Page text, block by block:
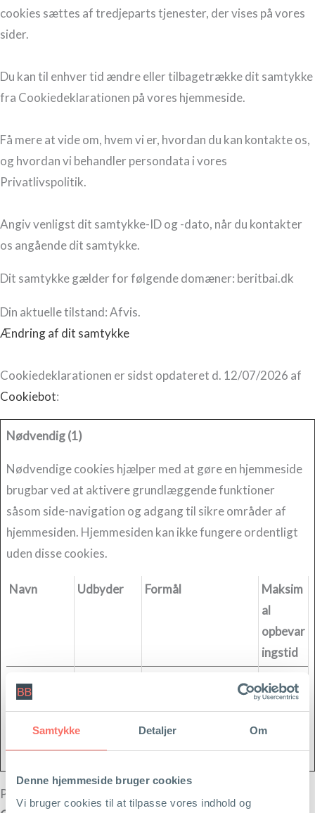
Samtykke Detaljer Om
Denne hjemmeside bruger cookies
Vi bruger cookies til at tilpasse vores indhold og
cookies sættes af tredjeparts tjenester, der vises på vores
sider.
Du kan til enhver tid ændre eller tilbagetrække dit samtykke
fra Cookiedeklarationen på vores hjemmeside.
Få mere at vide om, hvem vi er, hvordan du kan kontakte os,
og hvordan vi behandler persondata i vores
Privatlivspolitik.
Angiv venligst dit samtykke-ID og -dato, når du kontakter
os angående dit samtykke.
Dit samtykke gælder for følgende domæner: beritbai.dk
Din aktuelle tilstand: Afvis.
Ændring af dit samtykke
Cookiedeklarationen er sidst opdateret d. 12/07/2026 af
Cookiebot:
Nødvendig (1)
Nødvendige cookies hjælper med at gøre en hjemmeside
brugbar ved at aktivere grundlæggende funktioner
såsom side-navigation og adgang til sikre områder af
hjemmesiden. Hjemmesiden kan ikke fungere ordentligt
uden disse cookies.
Navn Udbyder Formål
Maksim
al
opbevar
ingstid
sent
Gemmer brugerens
1 år
Personoplysninger